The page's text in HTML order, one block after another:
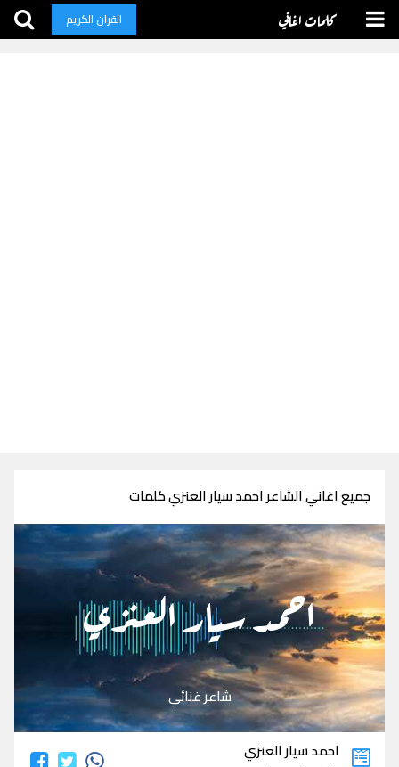
كلمات اغاني القران الكريم
جميع اغاني الشاعر احمد سيار العنزي كلمات
احمد سيار العنزي
شاعر غنائي
احمد سيار العنزي